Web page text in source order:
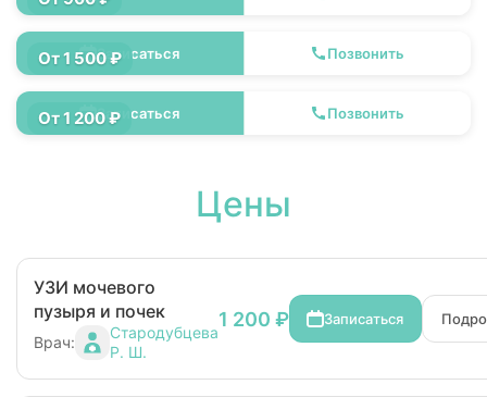
От 1 500 ₽
УЗИ сердца
Записаться Позвонить
От 1 200 ₽
УЗИ мошонки
Записаться Позвонить
Цены
УЗИ мочевого
пузыря и почек
Врач:
Стародубцева
Р. Ш.
1 200 ₽ Записаться